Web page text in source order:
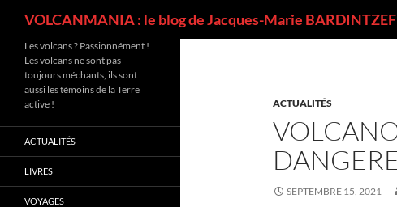
VOLCANMANIA : le blog de Jacques-Marie
ACTUALITÉS
SEPTEMBRE 15, 2021
Les volcans ? Passionnément !
Les volcans ne sont pas
toujours méchants, ils sont
aussi les témoins de la Terre
active !
ACTUALITÉS
LIVRES
VOYAGES